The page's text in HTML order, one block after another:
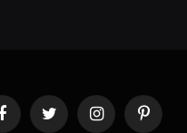
FacebookTwitter InstagramPinterest